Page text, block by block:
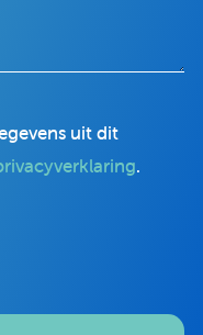
uit dit
.